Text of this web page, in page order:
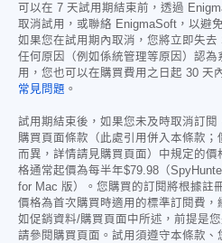
可以在 7 天試用期結束前，透過
取消試用，或聯絡 EnigmaSoft，以避
如果您在試用期內取消，您將立即失去
任何原因（例如係統管理等原因）認
用，您也可以在購買費用之日起 30 天
常見問題 。
試用期結束後，如果您未及時取消訂
購買頁面條款（此處引用併入本條款
而異，詳情請見購買頁面）中規定的
格通常起價為每半年$79.98 （
for Mac 版）。您購買的訂閱將根據註
價格為首次購買時適用的標準訂閱費
如促銷資料/購買頁面中所述，前提是
請參閱購買頁面。試用須遵守本條款、